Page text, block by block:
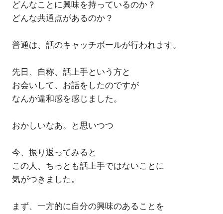
どんなことに興味を持っているのか？
どんな共通点があるのか？
普通は、話のキャッチボールが行われます。
先日、自称、話上手という方と
お会いして、お話をしたのですが
なんか違和感を感じました。
おかしいなあ。と思いつつ
今、振り返ってみると
この人、ちっとも話上手ではないことに
気がつきました。
まず、一方的に自分の興味のあることを